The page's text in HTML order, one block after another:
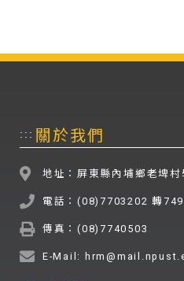
::: 關於我們
地址：屏東縣內埔鄉老埤
電話：(08)7703202 轉
傳真：(08)7740503
E-Mail: